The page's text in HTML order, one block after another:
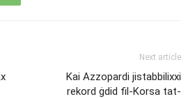
Next article
Kai Azzopardi jistabbilixxi
rekord ġdid fil-Korsa tat-